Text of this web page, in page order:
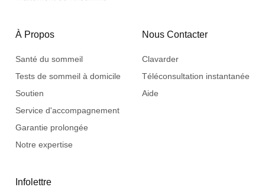
À Propos
Santé du sommeil
Tests de sommeil à domicile
Soutien
Service d'accompagnement
Garantie prolongée
Notre expertise
Nous Contacter
Clavarder
Téléconsultation instantanée
Aide
Infolettre